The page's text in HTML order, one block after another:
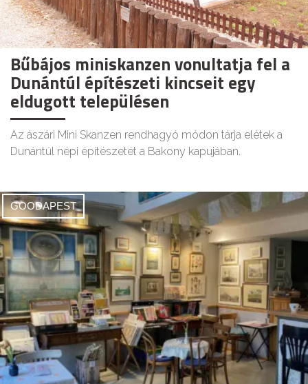
Bűbájos miniskanzen vonultatja fel a
Dunántúl építészeti kincseit egy
eldugott településen
Az ászári Mini Skanzen rendhagyó módon tárja elétek a
Dunántúl népi építészetét a Bakony kapujában.
GOODAPEST